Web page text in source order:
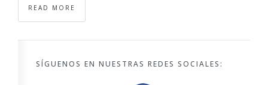
READ MORE
SÍGUENOS EN NUESTRAS REDES SOCIALES: